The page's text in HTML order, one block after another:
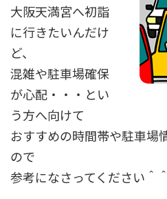
大阪天満宮へ初詣
に行きたいんだけ
ど、
混雑や駐車場確保
が心配・・・とい
う方へ向けて
おすすめの時間帯や駐車場
ので
参考になさってください＾＾